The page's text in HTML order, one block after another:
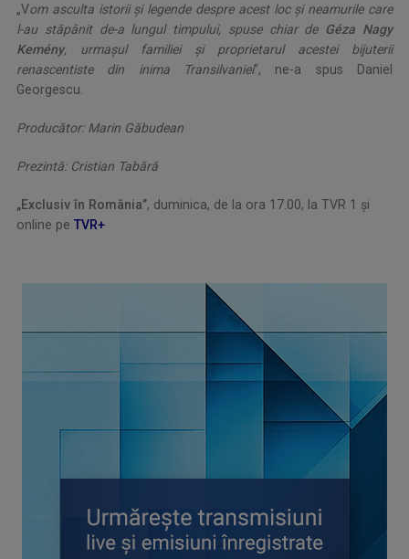
„Vom asculta istorii și legende despre acest loc și neamurile care
l-au stăpânit de-a lungul timpului, spuse chiar de Géza Nagy
Kemény, urmaşul familiei şi proprietarul acestei bijuterii
renascentiste din inima Transilvaniei”, ne-a spus Daniel
Georgescu.
Producător: Marin Găbudean
Prezintă: Cristian Tabără
„Exclusiv în România”, duminica, de la ora 17.00, la TVR 1 și
online pe TVR+